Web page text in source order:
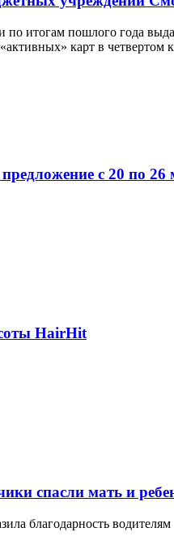
по итогам пошлого года
карт в четвертом
с 20 по 26
HairHit
спасли мать и
благодарность